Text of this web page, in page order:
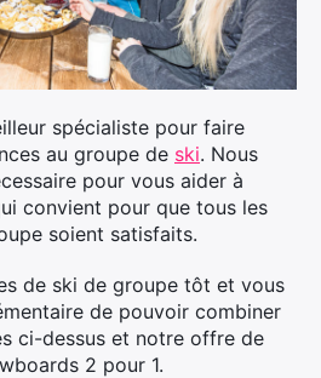
spécialiste pour faire
au groupe de ski. Nous
pour vous aider à
convient pour que tous les
soient satisfaits.
de ski de groupe tôt et vous
de pouvoir combiner
ci-dessus et notre offre de
2 pour 1.
×